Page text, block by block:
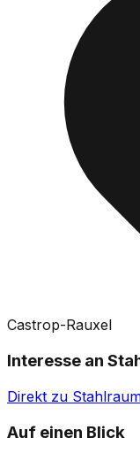
Castrop-Rauxel
Interesse an
Direkt zu
Auf einen Blick